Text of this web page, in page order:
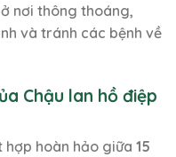
nơi thông thoáng,
và tránh các bệnh về
Chậu lan hồ điệp
hợp hoàn hảo giữa 15